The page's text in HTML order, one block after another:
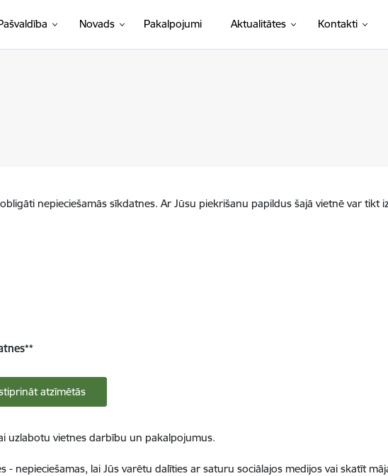
Novads Pakalpojumi Aktualitātes Kontakti
nepieciešamās sīkdatnes. Ar Jūsu piekrišanu papildus šajā vietnē var tikt
**
atzīmētās
uzlabotu vietnes darbību un pakalpojumus.
- nepieciešamas, lai Jūs varētu dalīties ar saturu sociālajos medijos vai skatīt